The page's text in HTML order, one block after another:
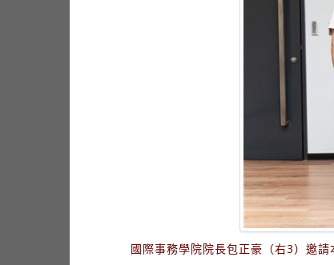
國際事務學院院長包正豪（右3）邀